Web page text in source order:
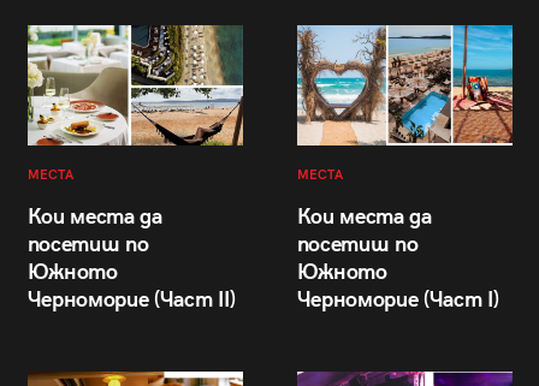
МЕСТА
Кои места да
посетиш по
Южното
Черноморие (Част II)
МЕСТА
Кои места да
посетиш по
Южното
Черноморие (Част I)